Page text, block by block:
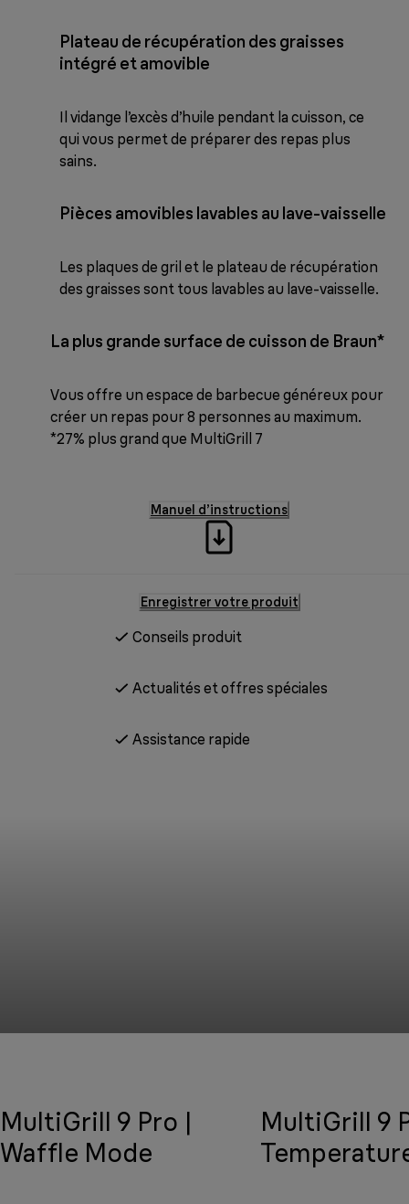
Plateau de récupération des graisses
intégré et amovible
Il vidange l’excès d’huile pendant la cuisson, ce
qui vous permet de préparer des repas plus
sains.
Pièces amovibles lavables au lave-vaisselle
Les plaques de gril et le plateau de récupération
des graisses sont tous lavables au lave-vaisselle.
La plus grande surface de cuisson de Braun*
Vous offre un espace de barbecue généreux pour
créer un repas pour 8 personnes au maximum.
*27% plus grand que MultiGrill 7
Manuel d’instructions
Enregistrer votre produit
Conseils produit
Actualités et offres spéciales
Assistance rapide
MultiGrill 9 Pro |
Waffle Mode
MultiGrill 9